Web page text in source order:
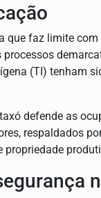
que faz limite
(TI) tenham
defende as
respaldados